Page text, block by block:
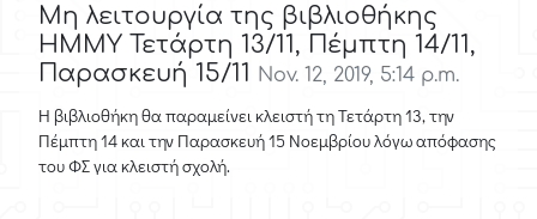
Μη λειτουργία της βιβλιοθήκης
ΗΜΜΥ Τετάρτη 13/11, Πέμπτη 14/11,
Παρασκευή 15/11 Nov. 12, 2019, 5:14 p.m.
Η βιβλιοθήκη θα παραμείνει κλειστή τη Τετάρτη 13, την
Πέμπτη 14 και την Παρασκευή 15 Νοεμβρίου λόγω απόφασης
του ΦΣ για κλειστή σχολή.